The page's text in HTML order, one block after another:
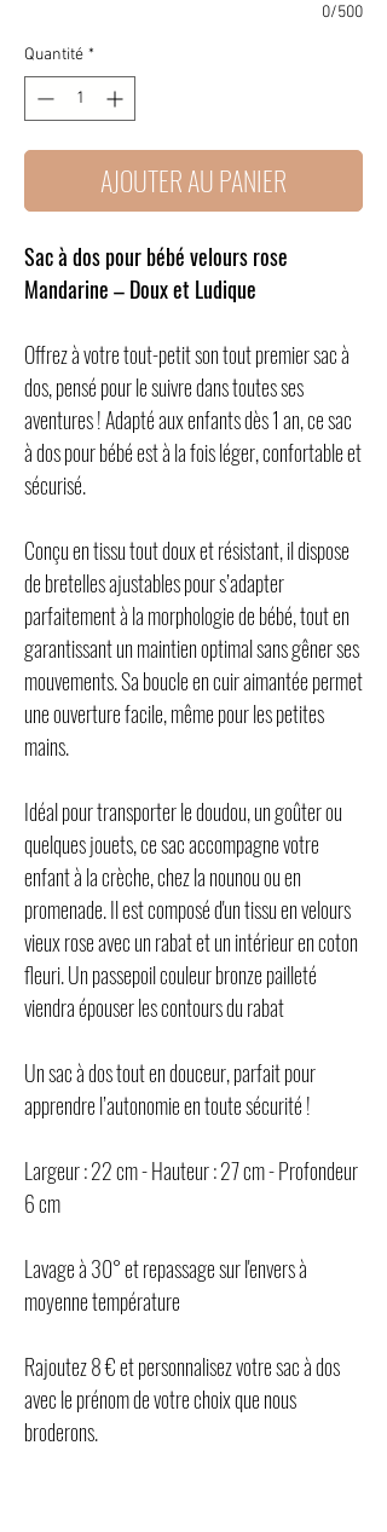
0/500
Quantité *
AJOUTER AU PANIER
Sac à dos pour bébé velours rose
Mandarine – Doux et Ludique
Offrez à votre tout-petit son tout premier sac à
dos, pensé pour le suivre dans toutes ses
aventures ! Adapté aux enfants dès 1 an, ce sac
à dos pour bébé est à la fois léger, confortable et
sécurisé.
Conçu en tissu tout doux et résistant, il dispose
de bretelles ajustables pour s’adapter
parfaitement à la morphologie de bébé, tout en
garantissant un maintien optimal sans gêner ses
mouvements. Sa boucle en cuir aimantée permet
une ouverture facile, même pour les petites
mains.
Idéal pour transporter le doudou, un goûter ou
quelques jouets, ce sac accompagne votre
enfant à la crèche, chez la nounou ou en
promenade. Il est composé d'un tissu en velours
vieux rose avec un rabat et un intérieur en coton
fleuri. Un passepoil couleur bronze pailleté
viendra épouser les contours du rabat
Un sac à dos tout en douceur, parfait pour
apprendre l’autonomie en toute sécurité !
Largeur : 22 cm - Hauteur : 27 cm - Profondeur
6 cm
Lavage à 30° et repassage sur l'envers à
moyenne température
Rajoutez 8 € et personnalisez votre sac à dos
avec le prénom de votre choix que nous
broderons.